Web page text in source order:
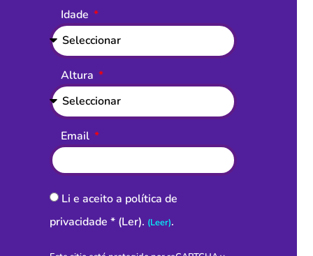
Idade
Altura
Email
Li e aceito a política de
privacidade * (Ler). (Leer).